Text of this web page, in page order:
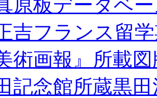
原板データベ
吉フランス留
術画報』所載
記念館所蔵黒